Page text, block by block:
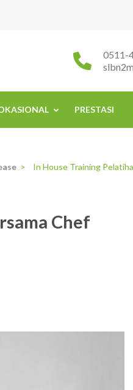
0511-
PRESTASI
> In House Training
Chef